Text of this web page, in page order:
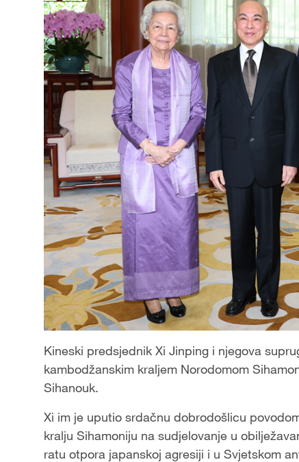
Kineski predsjednik Xi Jinping i njegova
kambodžanskim kraljem Norodomom
Sihanouk.
Xi im je uputio srdačnu dobrodošlicu
kralju Sihamoniju na sudjelovanje u
ratu otpora japanskoj agresiji i u Svjetskom